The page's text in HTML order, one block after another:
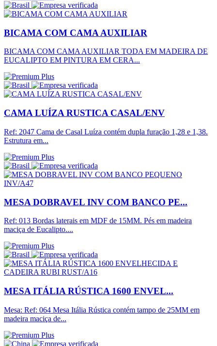
BICAMA COM CAMA AUXILIAR
BICAMA COM CAMA AUXILIAR TODA EM MADEIRA DE
EUCALIPTO EM PINTURA EM CERA...
CAMA LUÍZA RUSTICA CASAL/ENV
Ref: 2047 Cama de Casal Luíza contém dupla furação 1,28 e 1,38.
Estrutura em...
MESA DOBRAVEL INV COM BANCO PE...
Ref: 013 Bordas laterais em MDF de 15MM. Pés em madeira
maciça de Eucalipto....
MESA ITÁLIA RÚSTICA 1600 ENVEL...
Mesa: Ref: 064 Mesa Itália Rústica contém tampo de 25MM em
madeira maciça de...